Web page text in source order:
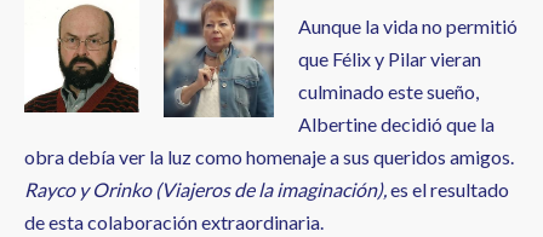
Aunque la vida no permitió
que Félix y Pilar vieran
culminado este sueño,
Albertine decidió que la
obra debía ver la luz como homenaje a sus queridos amigos.
Rayco y Orinko (Viajeros de la imaginación),es el resultado
de esta colaboración extraordinaria.